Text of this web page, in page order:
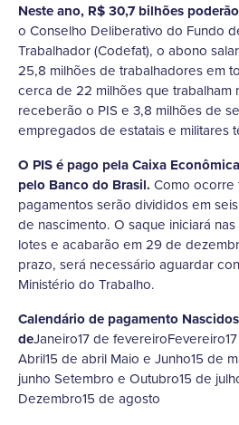
Neste ano, R$ 30,7 bilhões
o Conselho Deliberativo do Fundo
Trabalhador (Codefat), o abono
25,8 milhões de trabalhadores em
cerca de 22 milhões que trabalham
receberão o PIS e 3,8 milhões de
empregados de estatais e militares
O PIS é pago pela Caixa
pelo Banco do Brasil. Como ocorre
pagamentos serão divididos em
de nascimento. O saque iniciará
lotes e acabarão em 29 de
prazo, será necessário aguardar
Ministério do Trabalho.
Calendário de pagamento
deJaneiro17 de
Abril15 de abril Maio e Junho15 de
junho Setembro e Outubro15 de
Dezembro15 de agosto